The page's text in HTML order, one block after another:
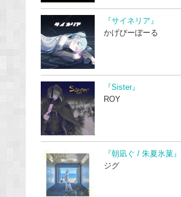
『サイネリア』
かげぴーぼーる
『Sister』
ROY
『朝凪ぐ / 朱夏氷菓』
ジグ